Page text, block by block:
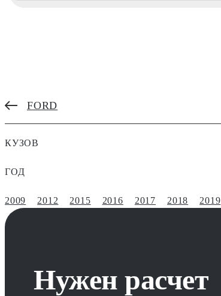
FORD
КУЗОВ
ГОД
2009 2012 2015 2016 2017 2018 2019
Нужен расчет